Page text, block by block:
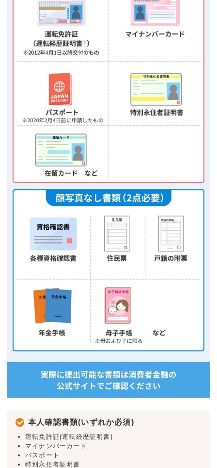
本人確認書類(いずれか必須)
運転免許証(運転経歴証明書)
マイナンバーカード
パスポート
特別永住者証明書